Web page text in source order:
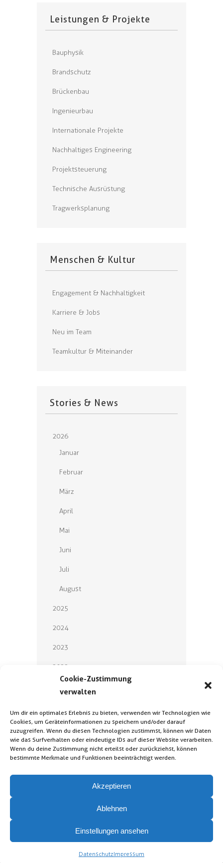
Cookie-Zustimmung
verwalten
Um dir ein optimales Erlebnis zu bieten, verwenden wir Technologien wie
Cookies, um Geräteinformationen zu speichern und/oder darauf
zuzugreifen. Wenn du diesen Technologien zustimmst, können wir Daten
wie das Surfverhalten oder eindeutige IDs auf dieser Website verarbeiten.
Wenn du deine Zustimmung nicht erteilst oder zurückziehst, können
bestimmte Merkmale und Funktionen beeinträchtigt werden.
Akzeptieren
Ablehnen
Einstellungen ansehen
DatenschutzImpressum
Leistungen & Projekte
Bauphysik
Brandschutz
Brückenbau
Ingenieurbau
Internationale Projekte
Nachhaltiges Engineering
Projektsteuerung
Technische Ausrüstung
Tragwerksplanung
Menschen & Kultur
Engagement & Nachhaltigkeit
Karriere & Jobs
Neu im Team
Teamkultur & Miteinander
Stories & News
2026
Januar
Februar
März
April
Mai
Juni
Juli
August
2025
2024
2023
2022
2019
2018
Folgen Sie uns auf LinkedIn/ Xing